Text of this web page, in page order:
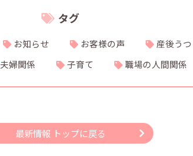
タグ
お知らせ お客様の声 産後うつ
夫婦関係 子育て 職場の人間関係
最新情報 トップに戻る